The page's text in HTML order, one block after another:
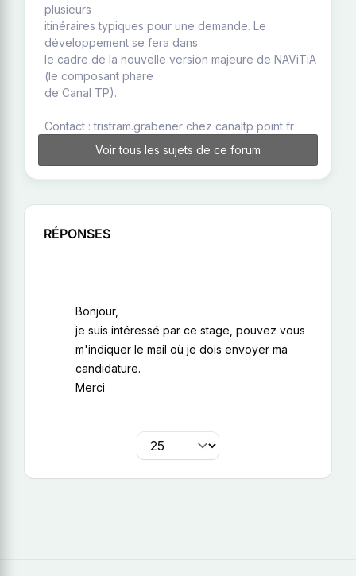
plusieurs
itinéraires typiques pour une demande. Le
développement se fera dans
le cadre de la nouvelle version majeure de NAViTiA
(le composant phare
de Canal TP).
Contact : tristram.grabener chez canaltp point fr
Voir tous les sujets de ce forum
RÉPONSES
Bonjour,
je suis intéressé par ce stage, pouvez vous
m'indiquer le mail où je dois envoyer ma
candidature.
Merci